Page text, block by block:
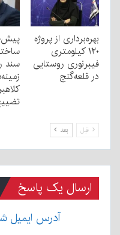
بهره‌برداری از پروژه
۱۲۰ کیلومتری
فیبرنوری روستایی
در قلعه‌گنج
سند
قبل بعد
ارسال یک پاسخ
آدرس ایمیل